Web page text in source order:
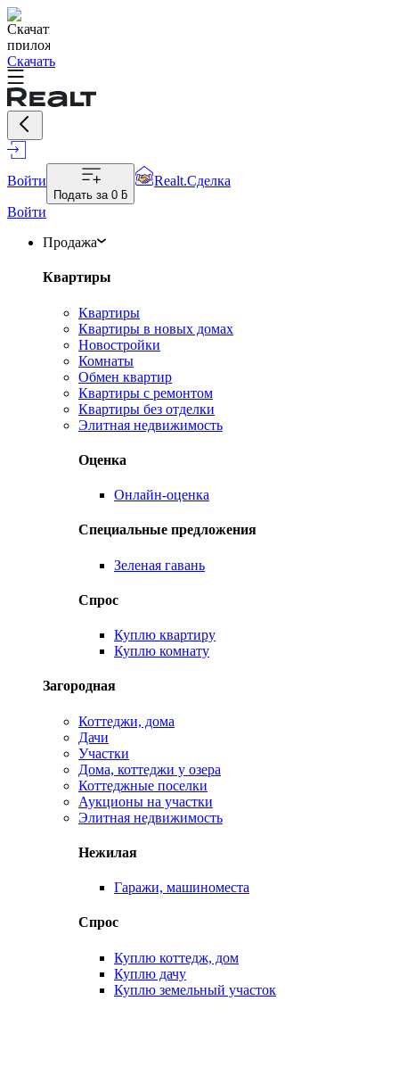
Скачать
Войти
Подать за 0 ƃ
Realt.Сделка
Войти
Продажа
Квартиры
Квартиры
Квартиры в новых домах
Новостройки
Комнаты
Обмен квартир
Квартиры с ремонтом
Квартиры без отделки
Элитная недвижимость
Оценка
Онлайн-оценка
Специальные предложения
Зеленая гавань
Спрос
Куплю квартиру
Куплю комнату
Загородная
Коттеджи, дома
Дачи
Участки
Дома, коттеджи у озера
Коттеджные поселки
Аукционы на участки
Элитная недвижимость
Нежилая
Гаражи, машиноместа
Спрос
Куплю коттедж, дом
Куплю дачу
Куплю земельный участок